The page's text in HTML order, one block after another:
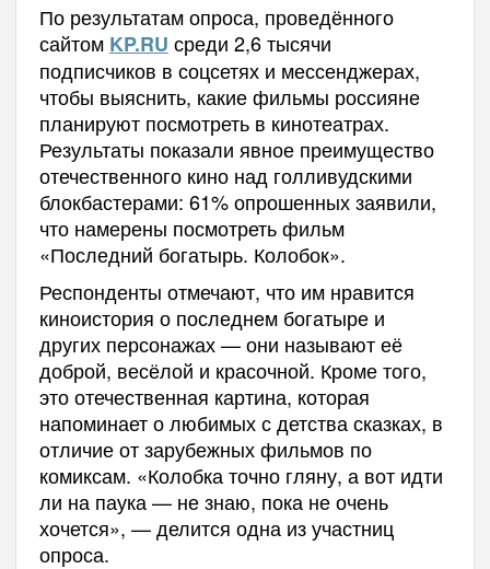
По результатам опроса, проведённого
сайтом KP.RU среди 2,6 тысячи
подписчиков в соцсетях и мессенджерах,
чтобы выяснить, какие фильмы россияне
планируют посмотреть в кинотеатрах.
Результаты показали явное преимущество
отечественного кино над голливудскими
блокбастерами: 61% опрошенных заявили,
что намерены посмотреть фильм
«Последний богатырь. Колобок».
Респонденты отмечают, что им нравится
киноистория о последнем богатыре и
других персонажах — они называют её
доброй, весёлой и красочной. Кроме того,
это отечественная картина, которая
напоминает о любимых с детства сказках, в
отличие от зарубежных фильмов по
комиксам. «Колобка точно гляну, а вот идти
ли на паука — не знаю, пока не очень
хочется», — делится одна из участниц
опроса.